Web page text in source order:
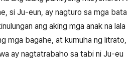
si Ju-eun, ay nagturo sa mga bata
ang aking mga anak na lala
mga bagahe, at kumuha ng litrato,
ay nagtatrabaho sa tabi ni Ju-eu